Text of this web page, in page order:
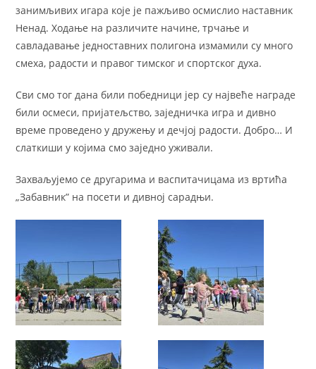
занимљивих игара које је пажљиво осмислио наставник
Ненад. Ходање на различите начине, трчање и
савладавање једноставних полигона измамили су много
смеха, радости и правог тимског и спортског духа.
Сви смо тог дана били победници јер су највеће награде
били осмеси, пријатељство, заједничка игра и дивно
време проведено у дружењу и дечјој радости. Добро… И
слаткиши у којима смо заједно уживали.
Захваљујемо се другарима и васпитачицама из вртића
„Забавник” на посети и дивној сарадњи.